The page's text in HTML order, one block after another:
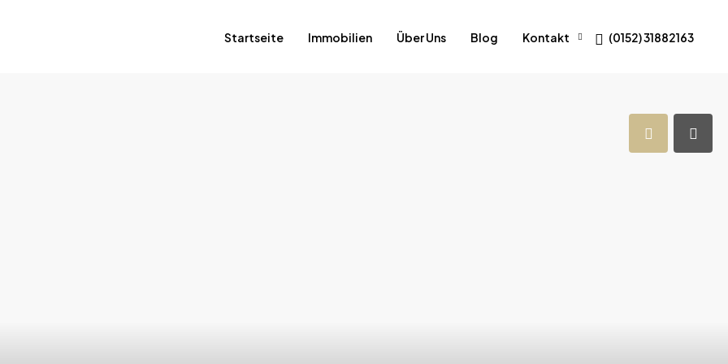
Startseite Immobilien Über Uns Blog Kontakt (0152) 31882163